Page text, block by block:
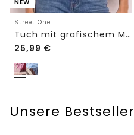
NEW
Street One
Tuch mit grafischem Muster
25,99 €
Unsere Bestseller